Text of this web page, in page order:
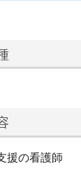
援の看護師